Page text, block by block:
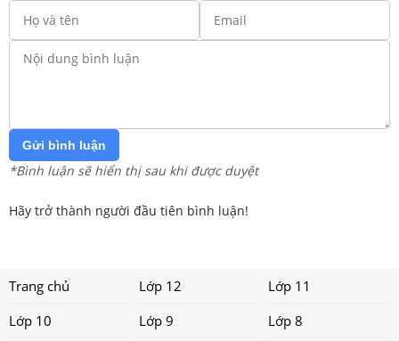
Gửi bình luận
*Bình luận sẽ hiển thị sau khi được duyệt
Hãy trở thành người đầu tiên bình luận!
Trang chủ Lớp 12
Lớp 11
Lớp 10
Lớp 9
Lớp 8